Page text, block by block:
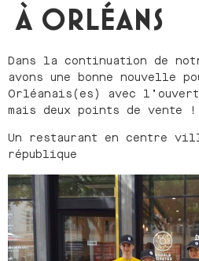
À ORLÉANS
Dans la continuation de
avons une bonne nouvelle
Orléanais(es) avec
mais deux points de vente !
Un restaurant en centre
république